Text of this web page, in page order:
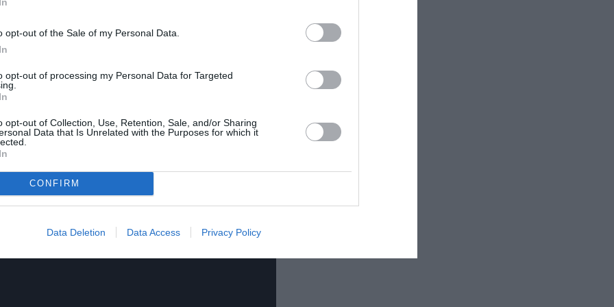
opt-out of the Sale of my Personal Data.
opt-out of processing my Personal Data for Targeted
opt-out of Collection, Use, Retention, Sale, and/or Sharing
Data that Is Unrelated with the Purposes for which it
CONFIRM
Data Deletion Data Access Privacy Policy
το 2000, μεταφέρθηκε στη μεγάλη
να επικοινωνήσει με όλο τον
γνωστό. Mια ασπρόμαυρη ταινία
και ιστορική μνήμη, που βρίσκεται ξανά
αβίαστα τα γεγονότα του Ιράν,